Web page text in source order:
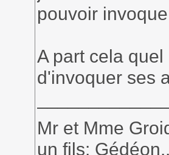
pouvoir
A part cela
d'invoquer ses
Mr et Mme
un fils: